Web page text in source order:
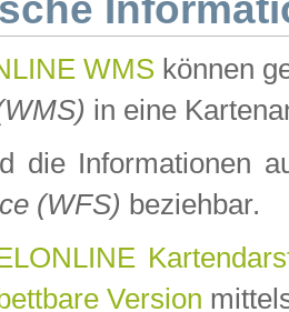
WMS können
in eine
die Informationen
(WFS) beziehbar.
Version